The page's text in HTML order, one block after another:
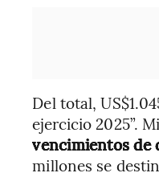
Del total,
ejercicio 2025”.
vencimientos de
millones se